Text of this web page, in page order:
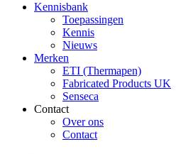
Kennisbank
Toepassingen
Kennis
Nieuws
Merken
ETI (Thermapen)
Fabricated Products UK
Senseca
Contact
Over ons
Contact